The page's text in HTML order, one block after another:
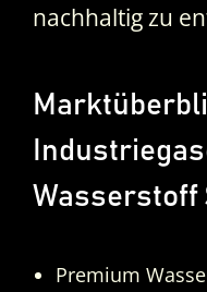
nachhaltig zu
Wasserstoff
Premium